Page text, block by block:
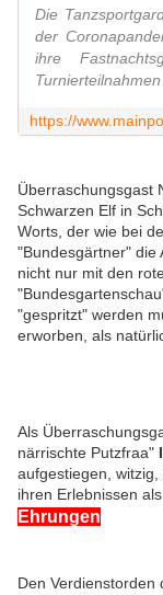
Die
der
ihre
Turnierteilnahmen
Überraschungsgast
Schwarzen Elf in
Worts, der wie bei
"Bundesgärtner" die
nicht nur mit den
"gespritzt" werden
erworben, als
Als
närrischte Putzfraa"
aufgestiegen,
ihren Erlebnissen
Ehrungen
Den Verdienstorden